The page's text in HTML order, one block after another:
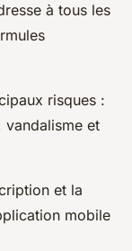
à tous les
risques :
vandalisme et
et la
mobile